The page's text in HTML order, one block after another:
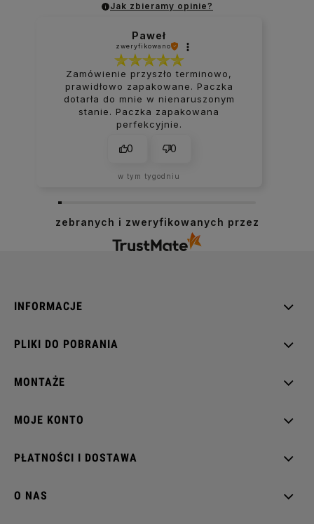
Jak zbieramy opinie?
Paweł
zweryfikowano
Zamówienie przyszło terminowo,
prawidłowo zapakowane. Paczka
dotarła do mnie w nienaruszonym
stanie. Paczka zapakowana
perfekcyjnie.
0 0
w tym tygodniu
zebranych i zweryfikowanych przez
INFORMACJE
PLIKI DO POBRANIA
MONTAŻE
MOJE KONTO
PŁATNOŚCI I DOSTAWA
O NAS